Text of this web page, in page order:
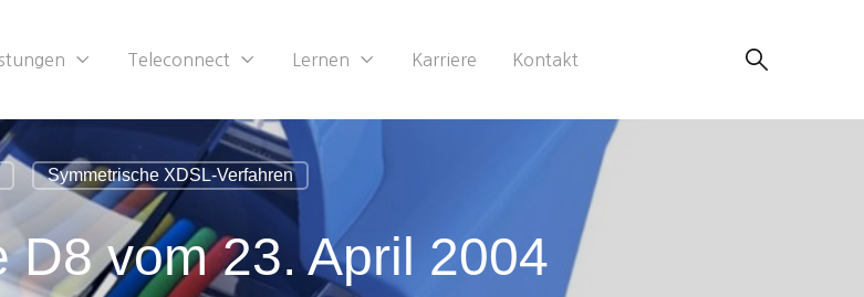
Teleconnect Lernen Karriere Kontakt
Symmetrische XDSL-Verfahren
D8 vom 23. April 2004